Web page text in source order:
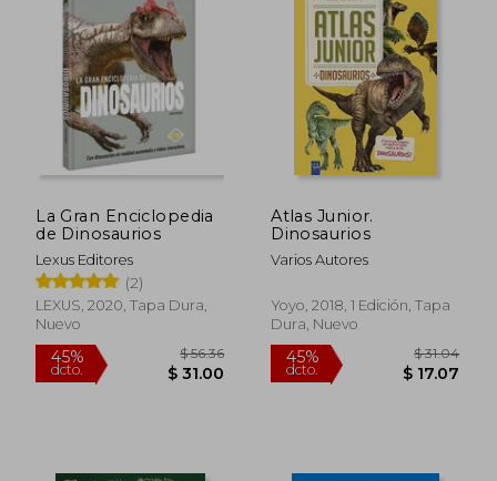
45%
dcto. $ 21.88
40%
dcto.
La Gran Enciclopedia
de Dinosaurios
Lexus Editores
(2)
LEXUS, 2020, Tapa Dura,
Nuevo
Atlas Junior.
Dinosaurios
Varios Autores
Yoyo, 2018, 1 Edición, Tapa
Dura, Nuevo